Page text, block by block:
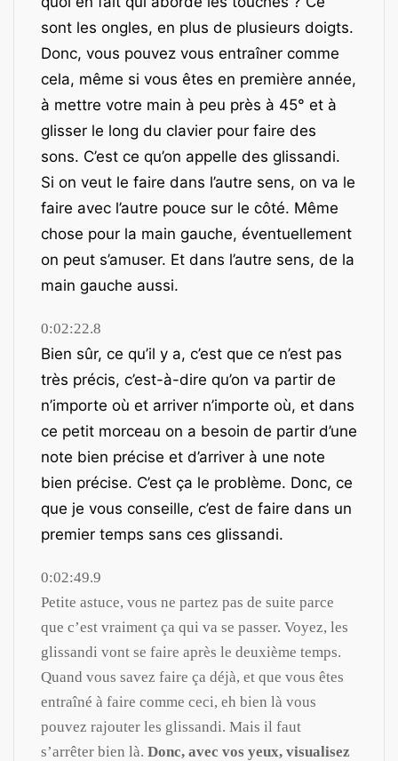
sont les ongles, en plus de plusieurs doigts.
Donc, vous pouvez vous entraîner comme
cela, même si vous êtes en première année,
à mettre votre main à peu près à 45° et à
glisser le long du clavier pour faire des
sons. C’est ce qu’on appelle des glissandi.
Si on veut le faire dans l’autre sens, on va le
faire avec l’autre pouce sur le côté. Même
chose pour la main gauche, éventuellement
on peut s’amuser. Et dans l’autre sens, de la
main gauche aussi.
0:02:22.8
Bien sûr, ce qu’il y a, c’est que ce n’est pas
très précis, c’est-à-dire qu’on va partir de
n’importe où et arriver n’importe où, et dans
ce petit morceau on a besoin de partir d’une
note bien précise et d’arriver à une note
bien précise. C’est ça le problème. Donc, ce
que je vous conseille, c’est de faire dans un
premier temps sans ces glissandi.
0:02:49.9
Petite astuce, vous ne partez pas de suite parce
que c’est vraiment ça qui va se passer. Voyez, les
glissandi vont se faire après le deuxième temps.
Quand vous savez faire ça déjà, et que vous êtes
entraîné à faire comme ceci, eh bien là vous
pouvez rajouter les glissandi. Mais il faut
s’arrêter bien là. Donc, avec vos yeux, visualisez